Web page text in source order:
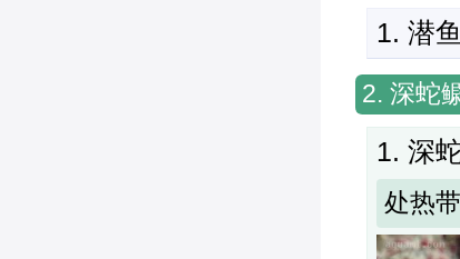
1. 潜
2. 深蛇
1. 深
处热